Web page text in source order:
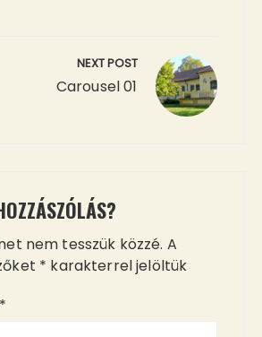
NEXT POST
Carousel 01
nem tesszük közzé. A
* karakterrel jelöltük
*